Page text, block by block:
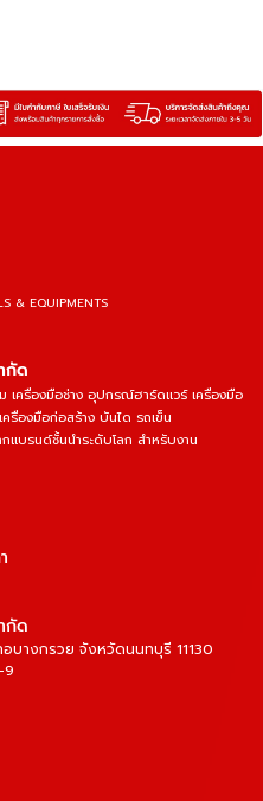
& EQUIPMENTS
กัด
เครื่องมือช่าง อุปกรณ์ฮาร์ดแวร์ เครื่องมือ
รื่องมือก่อสร้าง บันได รถเข็น
แบรนด์ชั้นนำระดับโลก สำหรับงาน
กัด
บางกรวย จังหวัดนนทบุรี 11130